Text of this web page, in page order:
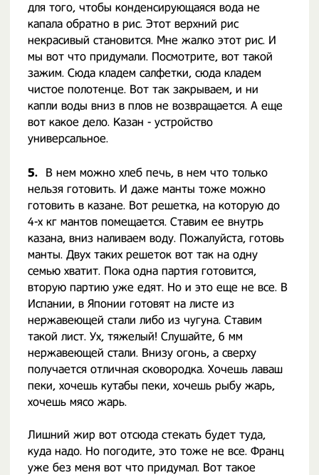
для того, чтобы конденсирующаяся вода не
капала обратно в рис. Этот верхний рис
некрасивый становится. Мне жалко этот рис. И
мы вот что придумали. Посмотрите, вот такой
зажим. Сюда кладем салфетки, сюда кладем
чистое полотенце. Вот так закрываем, и ни
капли воды вниз в плов не возвращается. А еще
вот какое дело. Казан - устройство
универсальное.
5.
В нем можно хлеб печь, в нем что только
нельзя готовить. И даже манты тоже можно
готовить в казане. Вот решетка, на которую до
4-х кг мантов помещается. Ставим ее внутрь
казана, вниз наливаем воду. Пожалуйста, готовь
манты. Двух таких решеток вот так на одну
семью хватит. Пока одна партия готовится,
вторую партию уже едят. Но и это еще не все. В
Испании, в Японии готовят на листе из
нержавеющей стали либо из чугуна. Ставим
такой лист. Ух, тяжелый! Слушайте, 6 мм
нержавеющей стали. Внизу огонь, а сверху
получается отличная сковородка. Хочешь лаваш
пеки, хочешь кутабы пеки, хочешь рыбу жарь,
хочешь мясо жарь.
Лишний жир вот отсюда стекать будет туда,
куда надо. Но погодите, это тоже не все. Франц
уже без меня вот что придумал. Вот такое